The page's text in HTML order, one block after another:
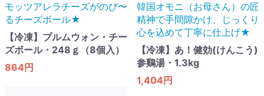
モッツアレラチーズがのび〜
るチーズボール★
【冷凍】プルムウォン・チー
ズボール・248ｇ（8個入）
864円
韓国オモニ（お母さん）の匠
精神で手間隙かけ、じっくり
心を込めて丁寧に仕上げ★
【冷凍】あ！健効(けんこう)
参鷄湯・1.3kg
1,404円